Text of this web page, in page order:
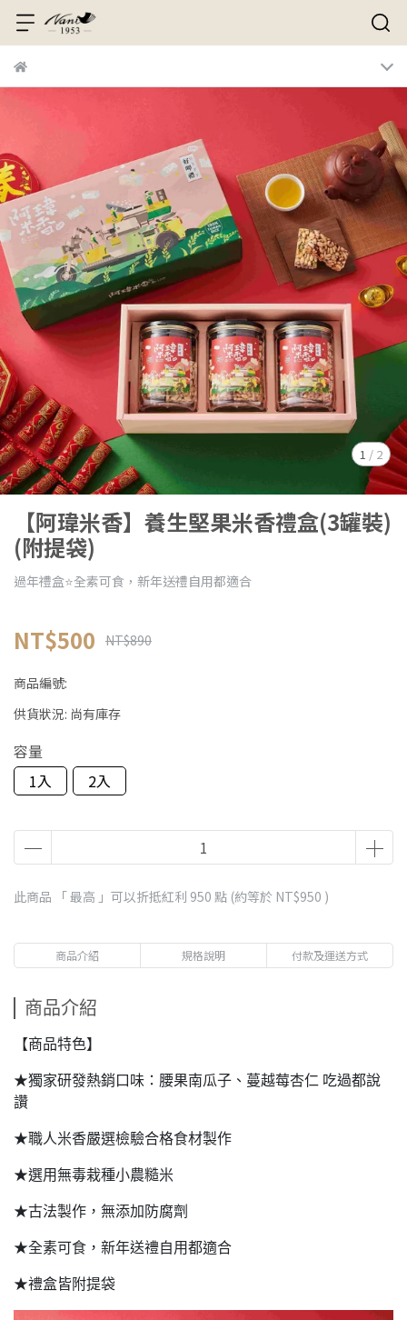
1 / 2
【阿瑋米香】養生堅果米香禮盒(3罐裝)
(附提袋)
過年禮盒⭐️全素可食，新年送禮自用都適合
NT$500 NT$890
商品編號:
供貨狀況: 尚有庫存
容量
1入
2入
此商品 「 最高 」可以折抵紅利 950 點 (約等於 NT$950 )
商品介紹 規格說明 付款及運送方式
商品介紹
【商品特色】
★獨家研發熱銷口味：腰果南瓜子、蔓越莓杏仁 吃過都說
讚
★職人米香嚴選檢驗合格食材製作
★選用無毒栽種小農糙米
★古法製作，無添加防腐劑
★全素可食，新年送禮自用都適合
★禮盒皆附提袋